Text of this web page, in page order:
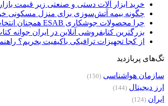
خرید ابزار آلات دستی و صنعتی زیر قیمت
چگونه بیمه آتش‌سوزی برای منزل مسکونی
چرا محصولات جوشکاری ESAB همچنان انتخاب اول صنایع بزرگ هستند؟
بزرگترین کتابفروشی آنلاین در ایران جوانه
از کجا تجهیزات ترافیکی باکیفیت بخریم؟
تگ‌های پربازدید
سازمان هواشناسی (150)
ارز دیجیتال (144)
ایران (124)